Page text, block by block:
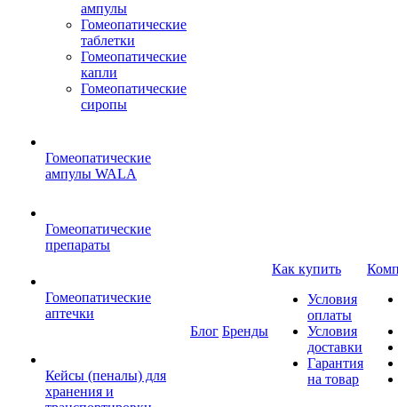
ампулы
Гомеопатические
таблетки
Гомеопатические
капли
Гомеопатические
сиропы
Гомеопатические
ампулы WALA
Гомеопатические
препараты
Гомеопатические
аптечки
Кейсы (пеналы) для
хранения и
Блог Бренды
Как купить
Условия
оплаты
Условия
доставки
Гарантия
на товар